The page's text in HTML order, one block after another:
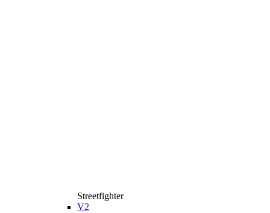
Streetfighter
V2